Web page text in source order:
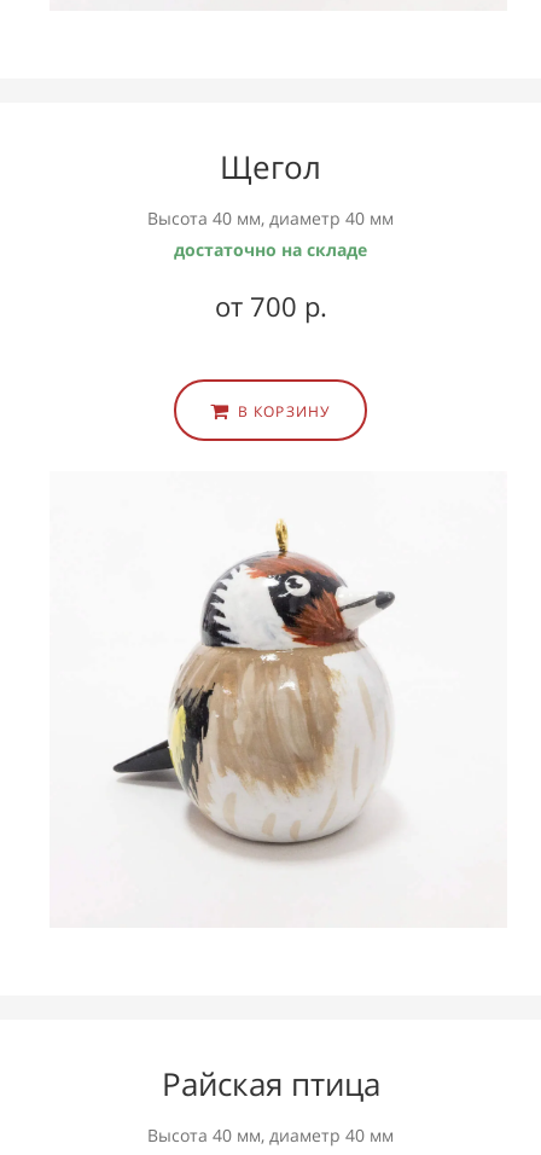
Щегол
Высота 40 мм, диаметр 40 мм
достаточно на складе
от 700 р.
В КОРЗИНУ
Райская птица
Высота 40 мм, диаметр 40 мм